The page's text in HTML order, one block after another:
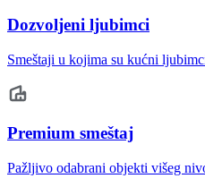
Dozvoljeni ljubimci
Smeštaji u kojima su kućni
Premium smeštaj
Pažljivo odabrani objekti višeg